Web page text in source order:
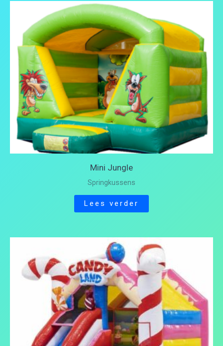
Mini Jungle
Springkussens
Lees verder